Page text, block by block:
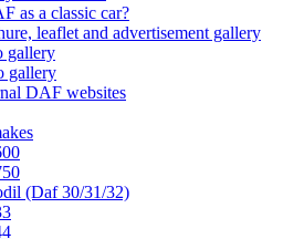
as a classic car?
leaflet and advertisement gallery
gallery
gallery
DAF websites
(Daf 30/31/32)